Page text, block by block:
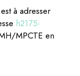
à adresser
h2175-
MPCTE en